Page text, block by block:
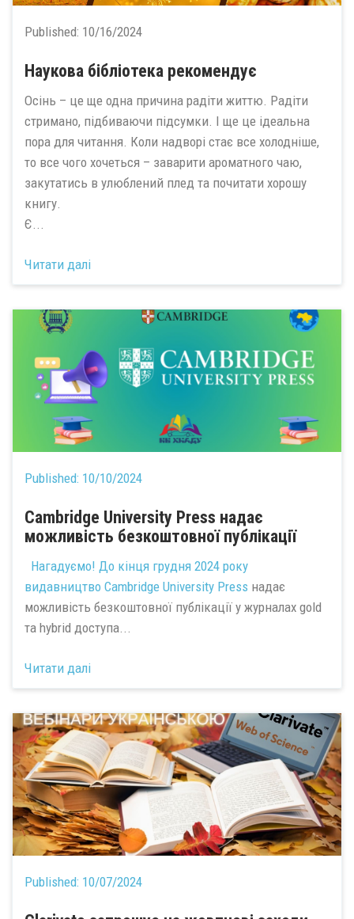
Published: 10/16/2024
Наукова бібліотека рекомендує
Осінь – це ще одна причина радіти життю. Радіти
стримано, підбиваючи підсумки. І ще це ідеальна
пора для читання. Коли надворі стає все холодніше,
то все чого хочеться – заварити ароматного чаю,
закутатись в улюблений плед та почитати хорошу
книгу.
Є...
Читати далі
Published: 10/10/2024
Cambridge University Press надає
можливість безкоштовної публікації
Нагадуємо! До кінця грудня 2024 року
видавництво Cambridge University Press надає
можливість безкоштовної публікації у журналах gold
та hybrid доступа...
Читати далі
Published: 10/07/2024